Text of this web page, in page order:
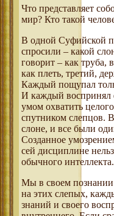
Что представляет
мир? Кто такой
В одной Суфийской
спросили – какой
говорит – как труба,
как плеть, третий,
Каждый пощупал
И каждый воспринял
умом охватить
спутником слепцов.
слоне, и все были
Созданное
сей дисциплине
обычного
Мы в своем
на этих слепых,
знаний и своего